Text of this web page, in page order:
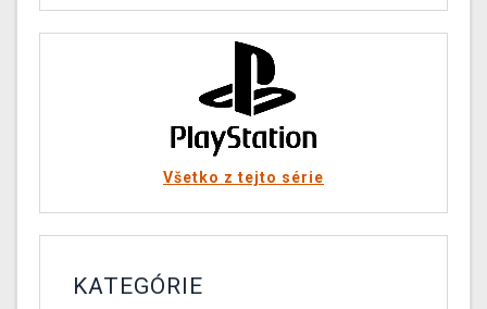
Všetko z tejto série
KATEGÓRIE